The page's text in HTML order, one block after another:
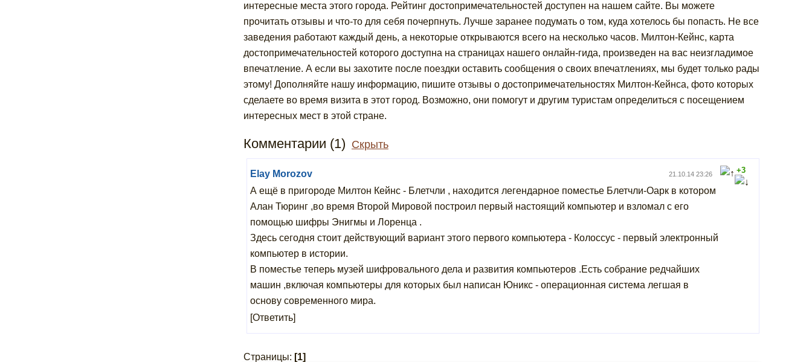
интересные места этого города. Рейтинг достопримечательностей доступен на нашем сайте. Вы можете
прочитать отзывы и что-то для себя почерпнуть. Лучше заранее подумать о том, куда хотелось бы попасть. Не все
заведения работают каждый день, а некоторые открываются всего на несколько часов. Милтон-Кейнс, карта
достопримечательностей которого доступна на страницах нашего онлайн-гида, произведен на вас неизгладимое
впечатление. А если вы захотите после поездки оставить сообщения о своих впечатлениях, мы будет только рады
этому! Дополняйте нашу информацию, пишите отзывы о достопримечательностях Милтон-Кейнса, фото которых
сделаете во время визита в этот город. Возможно, они помогут и другим туристам определиться с посещением
интересных мест в этой стране.
Комментарии (1) Скрыть
Elay Morozov 21.10.14 23:26
А ещё в пригороде Милтон Кейнс - Блетчли , находится легендарное поместье Блетчли-Оарк в котором
Алан Тюринг ,во время Второй Мировой построил первый настоящий компьютер и взломал с его
помощью шифры Энигмы и Лоренца .
Здесь сегодня стоит действующий вариант этого первого компьютера - Колоссус - первый электронный
компьютер в истории.
В поместье теперь музей шифровального дела и развития компьютеров .Есть собрание редчайших
машин ,включая компьютеры для которых был написан Юникс - операционная система легшая в
основу современного мира.
[Ответить]
+3
Страницы: [1]